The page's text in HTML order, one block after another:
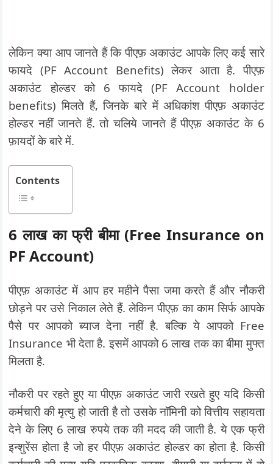
लेकिन क्या आप जानते हैं कि पीएफ़ अकाउंट आपके लिए कई सारे
फायदे (PF Account Benefits) लेकर आता है. पीएफ़
अकाउंट होल्डर को 6 फायदे (PF Account holder
benefits) मिलते हैं, जिनके बारे में अधिकांश पीएफ़ अकाउंट
होल्डर नहीं जानते हैं. तो चलिये जानते हैं पीएफ़ अकाउंट के 6
फ़ायदों के बारे में.
Contents
6 लाख का फ्री बीमा (Free Insurance on
PF Account)
पीएफ़ अकाउंट में आप हर महीने पैसा जमा करते हैं और नौकरी
छोड़ने पर उसे निकाल लेते हैं. लेकिन पीएफ़ का काम सिर्फ आपके
पैसे पर आपको ब्याज देना नहीं है. बल्कि ये आपको Free
Insurance भी देता है. इसमें आपको 6 लाख तक का बीमा मुफ्त
मिलता है.
नौकरी पर रहते हुए या पीएफ़ अकाउंट जारी रखते हुए यदि किसी
कर्मचारी की मृत्यु हो जाती है तो उसके नॉमिनी को वित्तीय सहायता
देने के लिए 6 लाख रुपये तक की मदद की जाती है. ये एक फ्री
इन्शुरेंस होता है जो हर पीएफ़ अकाउंट होल्डर का होता है. किसी